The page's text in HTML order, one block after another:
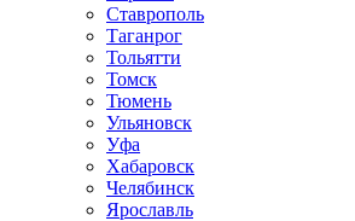
Ставрополь
Таганрог
Тольятти
Томск
Тюмень
Ульяновск
Уфа
Хабаровск
Челябинск
Ярославль